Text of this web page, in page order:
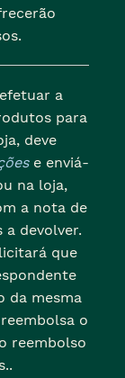
a
para
deve
e enviá-
na loja,
a nota de
devolver.
que
da mesma
o
reembolso